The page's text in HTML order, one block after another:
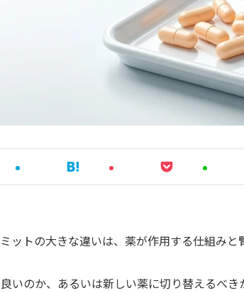
ットの大きな違いは、薬が作用する仕組みと
いのか、あるいは新しい薬に切り替えるべき